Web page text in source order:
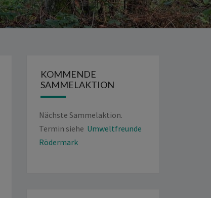
KOMMENDE
SAMMELAKTION
Nächste Sammelaktion.
Termin siehe Umweltfreunde
Rödermark